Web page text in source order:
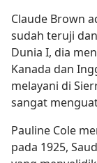
Claude Brown
sudah teruji
Dunia I, dia
Kanada dan
melayani di
sangat
Pauline Cole
pada 1925,